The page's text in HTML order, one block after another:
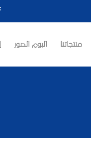
منتجاتنا البوم الصور